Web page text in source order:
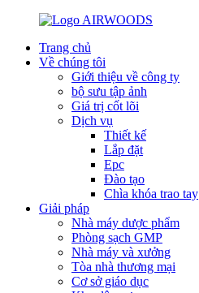
Trang chủ
Về chúng tôi
Giới thiệu về công ty
bộ sưu tập ảnh
Giá trị cốt lõi
Dịch vụ
Thiết kế
Lắp đặt
Epc
Đào tạo
Chìa khóa trao tay
Giải pháp
Nhà máy dược phẩm
Phòng sạch GMP
Nhà máy và xưởng
Tòa nhà thương mại
Cơ sở giáo dục